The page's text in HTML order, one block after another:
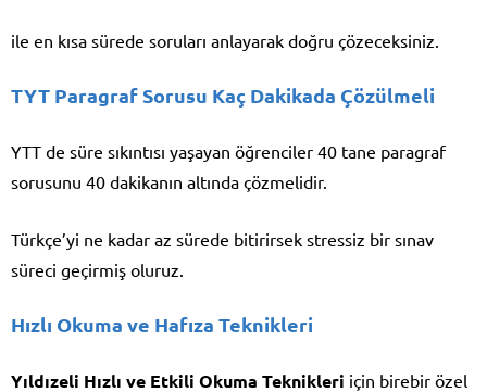
ile en kısa sürede soruları anlayarak doğru çözeceksiniz.
TYT Paragraf Sorusu Kaç Dakikada Çözülmeli
YTT de süre sıkıntısı yaşayan öğrenciler 40 tane paragraf
sorusunu 40 dakikanın altında çözmelidir.
Türkçe’yi ne kadar az sürede bitirirsek stressiz bir sınav
süreci geçirmiş oluruz.
Hızlı Okuma ve Hafıza Teknikleri
Yıldızeli Hızlı ve Etkili Okuma Teknikleri için birebir özel